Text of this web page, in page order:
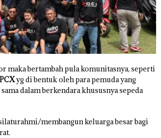
maka bertambah pula komunitasnya, seperti
yg di bentuk oleh para pemuda yang
dalam berkendara khususnya sepeda
membangun keluarga besar bagi